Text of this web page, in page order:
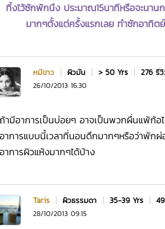
ทิ้งไว้ซักพักนึง ประมาณ15นาทีหรือจะนาน
มากๆตั้งแต่ครั้งแรกเลย ทำซักอาทิ
หมีขาว | ผิวมัน | > 50 Yrs | 276 รี
26/10/2013 16:30
ถ้ามีอาการเป็นบ่อยๆ อาจเป็นพวกผื่นแพ้ก้อ
อาการแบบนี้เวลาที่นอนดึกมากๆหรือว่าพัก
อาการผิวแห้งมากๆได้บ้าง
Taris | ผิวธรรมดา | 35-39 Yrs |
28/10/2013 09:15